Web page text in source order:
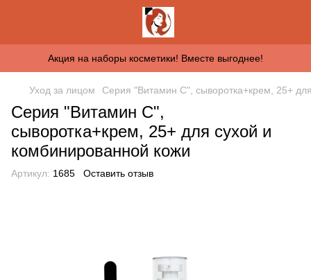
Акция на наборы косметики! Вместе выгоднее!
Уход за лицом Серия "Витамин С", сыворотка+крем, 25+
Серия "Витамин С",
сыворотка+крем, 25+ для сухой и
комбинированной кожи
Артикул: 1685 Оставить отзыв